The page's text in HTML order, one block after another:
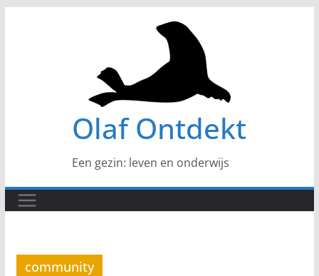
Olaf Ontdekt
Een gezin: leven en onderwijs
community